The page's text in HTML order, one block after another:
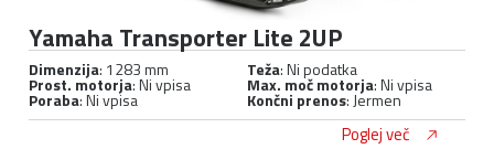
Yamaha Transporter Lite 2UP
Dimenzija: 1283 mm Teža: Ni podatka
Prost. motorja: Ni vpisa Max. moč motorja: Ni vpisa
Poraba: Ni vpisa Končni prenos: Jermen
Poglej več